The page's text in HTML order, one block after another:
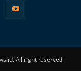
All right reserved